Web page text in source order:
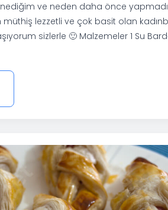
ve neden daha önce
lezzetli ve çok basit olan
sizlerle 🙂 Malzemeler 1 Su